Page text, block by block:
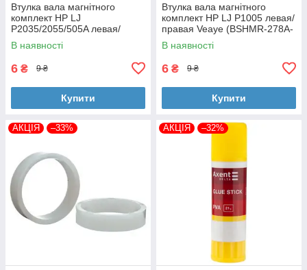
Втулка вала магнітного
комплект HP LJ
P2035/2055/505A левая/
правая Veaye (BSHMR-505A-
VE)
В наявності
6 ₴ 9 ₴
Купити
Втулка вала магнітного
комплект HP LJ P1005 левая/
правая Veaye (BSHMR-278A-
VE)
В наявності
6 ₴ 9 ₴
Купити
АКЦІЯ –33% АКЦІЯ –32%